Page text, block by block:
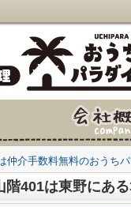
仲介手数料無料のおうち
階401は東野にあ